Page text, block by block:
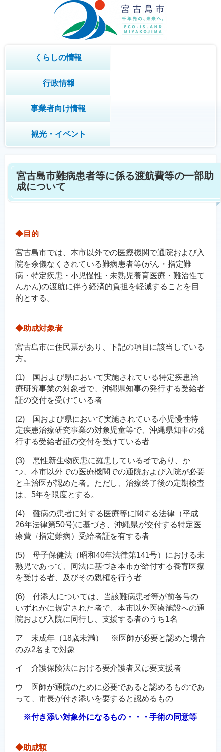
くらしの情報
行政情報
事業者向け情報
観光・イベント
宮古島市難病患者等に係る渡航費等の一部助
成について
◆目的
宮古島市では、本市以外での医療機関で通院および入
院を余儀なくされている難病患者等(がん・指定難
病・特定疾患・小児慢性・未熟児養育医療・難治性て
んかん)の渡航に伴う経済的負担を軽減することを目
的とする。
◆助成対象者
宮古島市に住民票があり、下記の項目に該当している
方。
(1) 国および県において実施されている特定疾患治
療研究事業の対象者で、沖縄県知事の発行する受給者
証の交付を受けている者
(2) 国および県において実施されている小児慢性特
定疾患治療研究事業の対象児童等で、沖縄県知事の発
行する受給者証の交付を受けている者
(3) 悪性新生物疾患に羅患している者であり、か
つ、本市以外での医療機関での通院および入院が必要
と主治医が認めた者。ただし、治療終了後の定期検査
は、5年を限度とする。
(4) 難病の患者に対する医療等に関する法律（平成
26年法律第50号)に基づき、沖縄県が交付する特定医
療費（指定難病）受給者証を有する者
(5) 母子保健法（昭和40年法律第141号）における未
熟児であって、同法に基づき本市が給付する養育医療
を受ける者、及びその親権を行う者
(6) 付添人については、当該難病患者等が前各号の
いずれかに規定された者で、本市以外医療施設への通
院および入院に同行し、支援する者のうち1名
ア 未成年（18歳未満） ※医師が必要と認めた場合
のみ2名まで対象
イ 介護保険法における要介護者又は要支援者
ウ 医師が通院のために必要であると認めるものであ
って、市長が付き添いを要すると認めるもの
※付き添い対象外になるもの・・・手術の同意等
◆助成額